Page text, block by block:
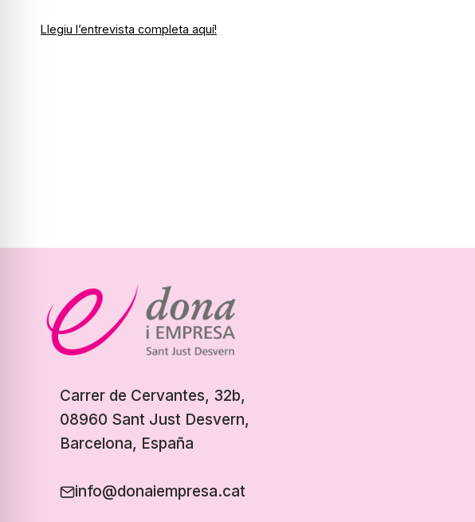
Llegiu l’entrevista completa aquí!
Carrer de Cervantes, 32b,
08960 Sant Just Desvern,
Barcelona, España
info@donaiempresa.cat